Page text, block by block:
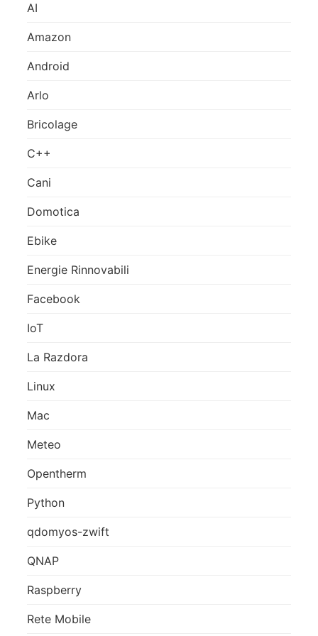
AI
Amazon
Android
Arlo
Bricolage
C++
Cani
Domotica
Ebike
Energie Rinnovabili
Facebook
IoT
La Razdora
Linux
Mac
Meteo
Opentherm
Python
qdomyos-zwift
QNAP
Raspberry
Rete Mobile